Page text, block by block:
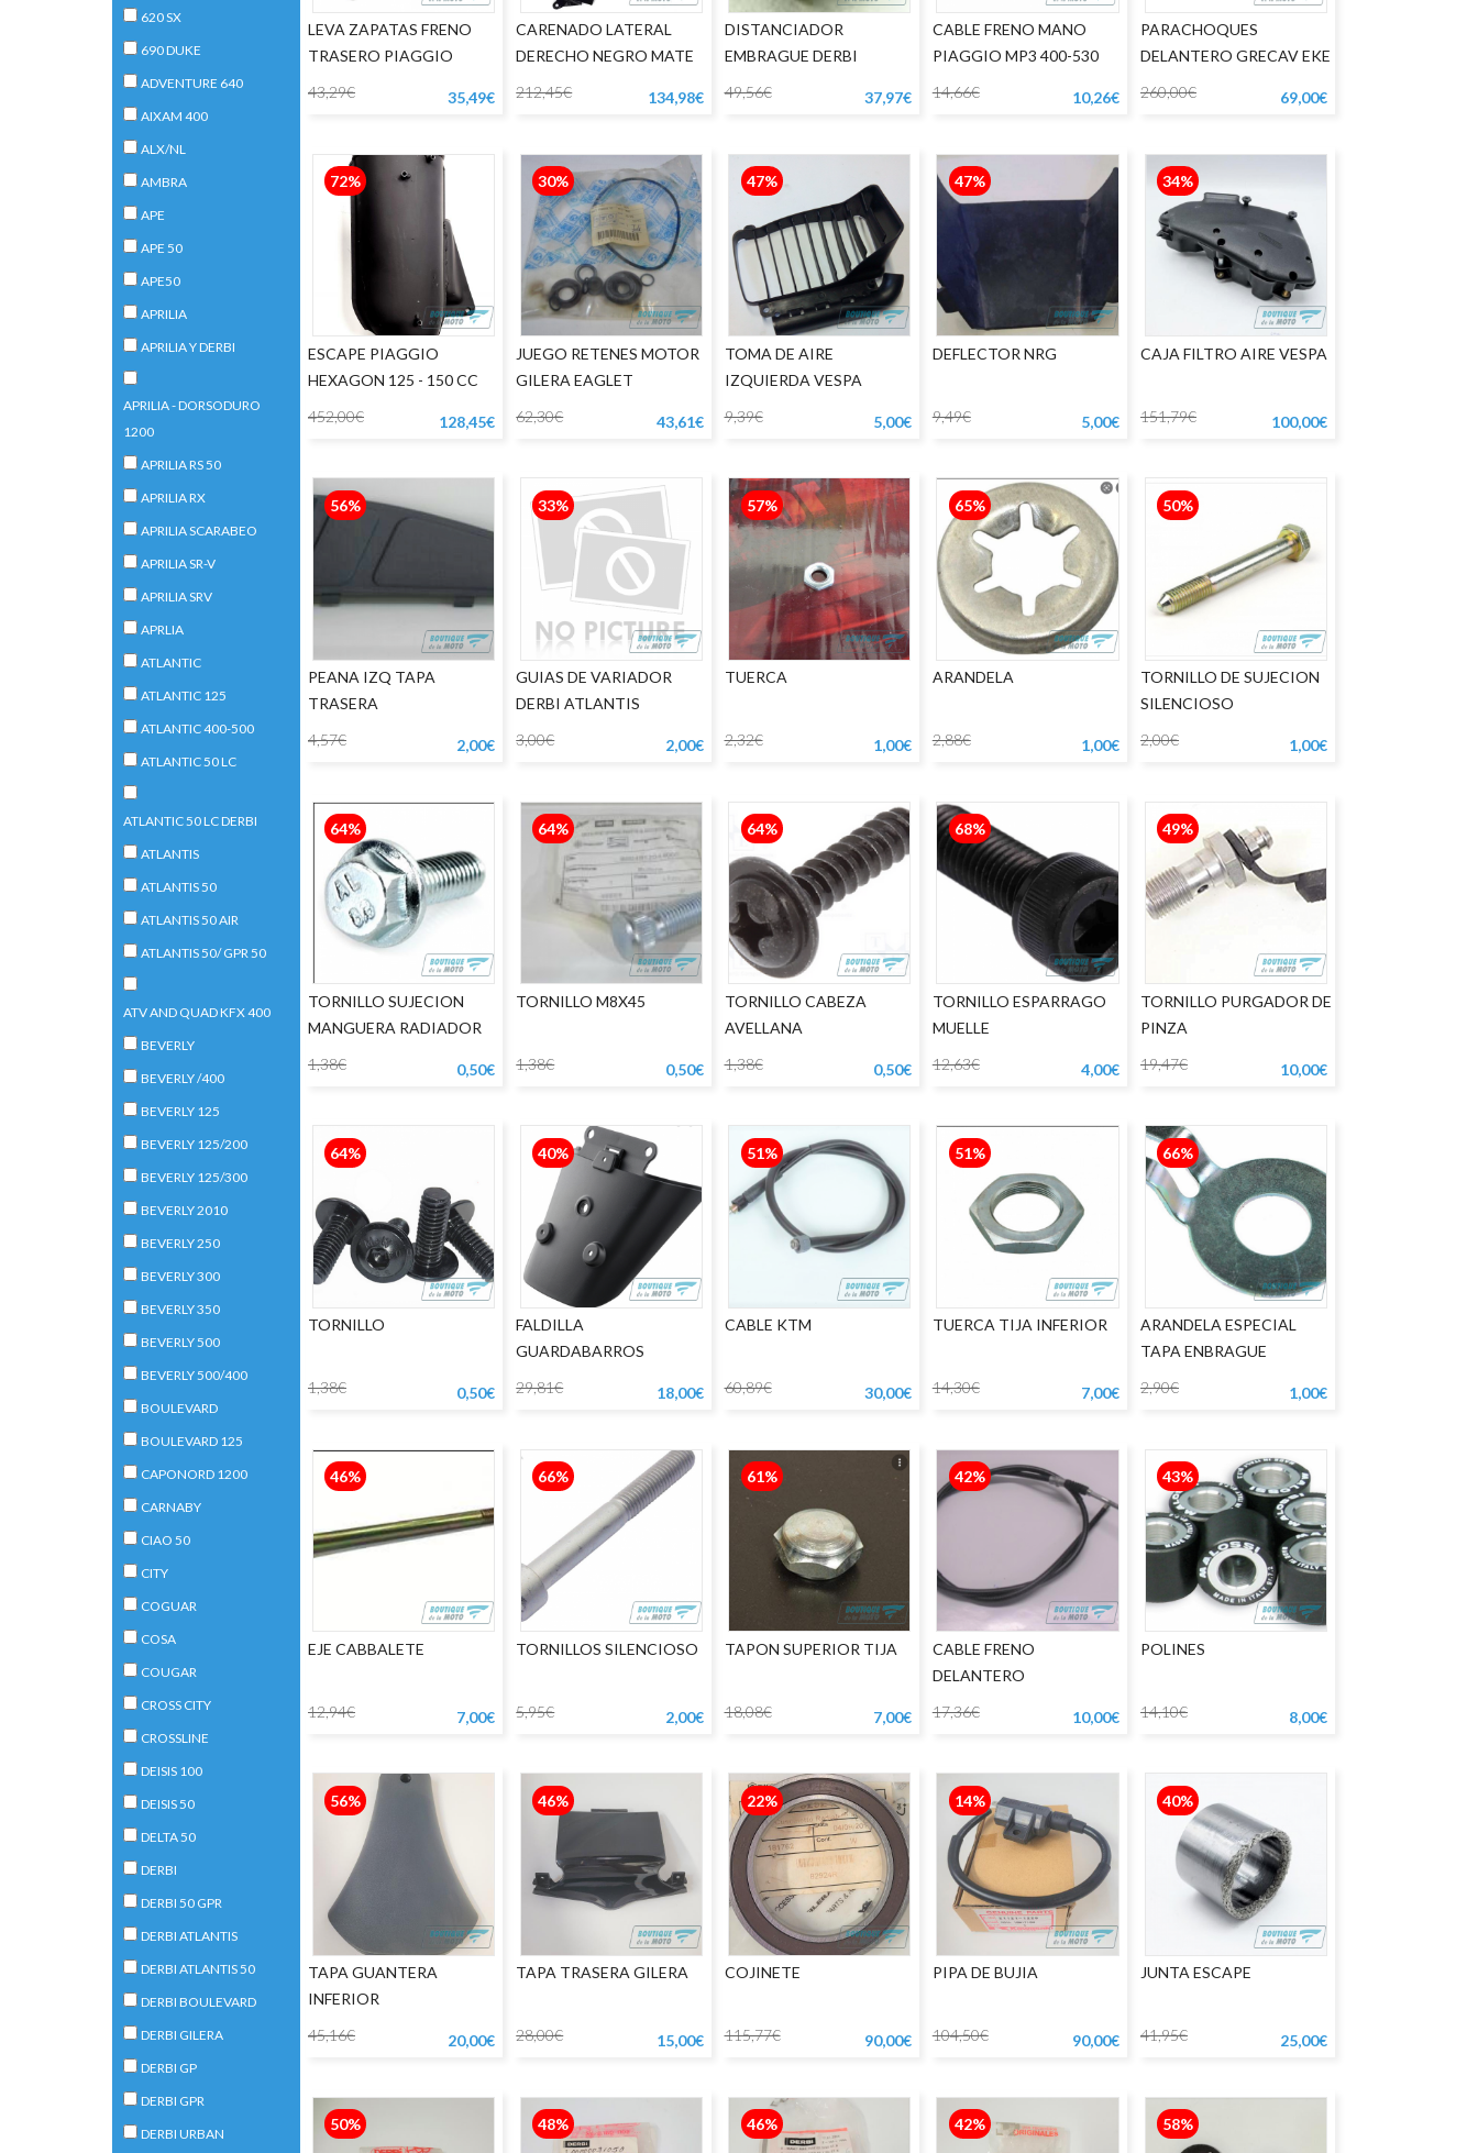
620 SX
690 DUKE
ADVENTURE 640
AIXAM 400
ALX/NL
AMBRA
APE
APE 50
APE50
APRILIA
APRILIA Y DERBI
APRILIA - DORSODURO
1200
APRILIA RS 50
APRILIA RX
APRILIA SCARABEO
APRILIA SR-V
APRILIA SRV
APRLIA
ATLANTIC
ATLANTIC 125
ATLANTIC 400-500
ATLANTIC 50 LC
ATLANTIC 50 LC DERBI
ATLANTIS
ATLANTIS 50
ATLANTIS 50 AIR
ATLANTIS 50/ GPR 50
ATV AND QUAD KFX 400
BEVERLY
BEVERLY /400
BEVERLY 125
BEVERLY 125/200
BEVERLY 125/300
BEVERLY 2010
BEVERLY 250
BEVERLY 300
BEVERLY 350
BEVERLY 500
BEVERLY 500/400
BOULEVARD
BOULEVARD 125
CAPONORD 1200
CARNABY
CIAO 50
CITY
COGUAR
COSA
COUGAR
CROSS CITY
CROSSLINE
DEISIS 100
DEISIS 50
DELTA 50
DERBI
DERBI 50 GPR
DERBI ATLANTIS
DERBI ATLANTIS 50
DERBI BOULEVARD
DERBI GILERA
DERBI GP
DERBI GPR
DERBI URBAN
LEVA ZAPATAS FRENO
TRASERO PIAGGIO
43,29€
35,49€
CARENADO LATERAL
DERECHO NEGRO MATE
APRILIA RS125
212,45€ 134,98€
DISTANCIADOR
EMBRAGUE DERBI
49,56€
37,97€
CABLE FRENO MANO
PIAGGIO MP3 400-530
14,66€
10,26€
PARACHOQUES
DELANTERO GRECAV EKE
PRIMERA SERIE
260,00€ 69,00€
72%
ESCAPE PIAGGIO
HEXAGON 125 - 150 CC
452,00€
128,45€
30%
JUEGO RETENES MOTOR
GILERA EAGLET
62,30€
43,61€
47%
TOMA DE AIRE
IZQUIERDA VESPA
9,39€
5,00€
47%
DEFLECTOR NRG
9,49€ 5,00€
34%
CAJA FILTRO AIRE VESPA
151,79€ 100,00€
56%
PEANA IZQ TAPA
TRASERA
4,57€
2,00€
33%
GUIAS DE VARIADOR
DERBI ATLANTIS
3,00€
2,00€
57%
TUERCA
2,32€ 1,00€
65%
ARANDELA
2,88€ 1,00€
50%
TORNILLO DE SUJECION
SILENCIOSO
2,00€
1,00€
64%
TORNILLO SUJECION
MANGUERA RADIADOR
1,38€
0,50€
64%
TORNILLO M8X45
1,38€ 0,50€
64%
TORNILLO CABEZA
AVELLANA
1,38€
0,50€
68%
TORNILLO ESPARRAGO
MUELLE
12,63€
4,00€
49%
TORNILLO PURGADOR DE
PINZA
19,47€
10,00€
64%
TORNILLO
1,38€ 0,50€
40%
FALDILLA
GUARDABARROS
29,81€ 18,00€
51%
CABLE KTM
60,89€ 30,00€
51%
TUERCA TIJA INFERIOR
14,30€ 7,00€
66%
ARANDELA ESPECIAL
TAPA ENBRAGUE
2,90€
1,00€
46%
EJE CABBALETE
12,94€ 7,00€
66%
TORNILLOS SILENCIOSO
5,95€ 2,00€
61%
TAPON SUPERIOR TIJA
18,08€ 7,00€
42%
CABLE FRENO
DELANTERO
17,36€
10,00€
43%
POLINES
14,10€ 8,00€
56%
TAPA GUANTERA
INFERIOR
45,16€
20,00€
46%
TAPA TRASERA GILERA
28,00€ 15,00€
22%
COJINETE
115,77€ 90,00€
14%
PIPA DE BUJIA
104,50€ 90,00€
40%
JUNTA ESCAPE
41,95€ 25,00€
50% 48% 46% 42% 58%